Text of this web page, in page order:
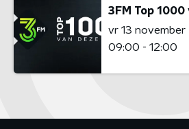
3FM Top 1000
vr 13
09:00 - 12:00